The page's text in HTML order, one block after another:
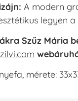
A modern
legyen
Szűz Mária
mérete: